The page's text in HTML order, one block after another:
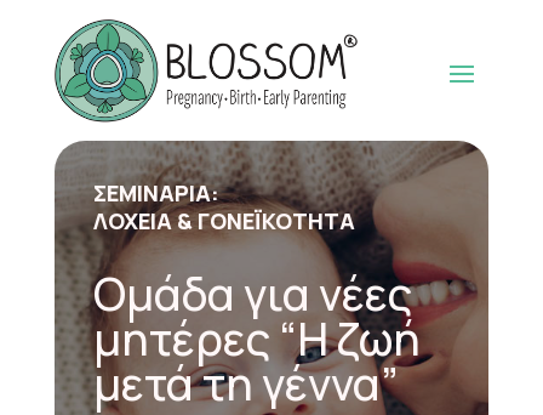
ΣΕΜΙΝΑΡΙΑ:
ΛΟΧΕΙΑ & ΓΟΝΕΪΚΟΤΗΤΑ
Ομάδα για νέες
μητέρες “Η ζωή
μετά τη γέννα”